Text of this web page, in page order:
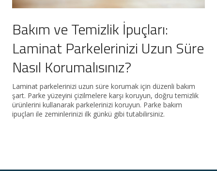
Bakım ve Temizlik İpuçları:
Laminat Parkelerinizi Uzun Süre
Nasıl Korumalısınız?
Laminat parkelerinizi uzun süre korumak için düzenli bakım
şart. Parke yüzeyini çizilmelere karşı koruyun, doğru temizlik
ürünlerini kullanarak parkelerinizi koruyun. Parke bakım
ipuçları ile zeminlerinizi ilk günkü gibi tutabilirsiniz.